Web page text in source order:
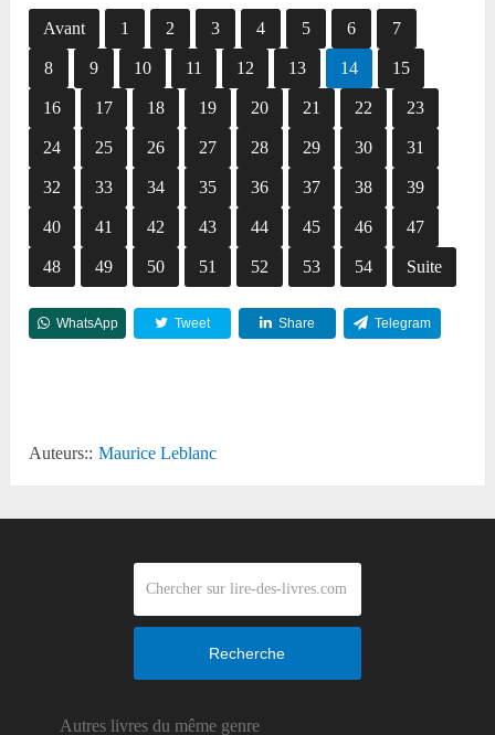
Avant 1 2 3 4 5 6 7
8 9 10 11 12 13 14 15
16 17 18 19 20 21 22 23
24 25 26 27 28 29 30 31
32 33 34 35 36 37 38 39
40 41 42 43 44 45 46 47
48 49 50 51 52 53 54 Suite
WhatsApp Tweet Share Telegram
Auteurs:: Maurice Leblanc
Recherche
Autres livres du même genre